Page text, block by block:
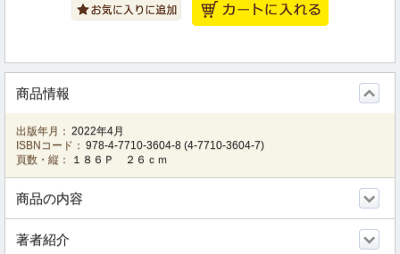
商品情報
出版年月： 2022年4月
ISBNコード： 978-4-7710-3604-8 (4-7710-3604-7)
頁数・縦：
１８６Ｐ ２６ｃｍ
商品の内容
著者紹介